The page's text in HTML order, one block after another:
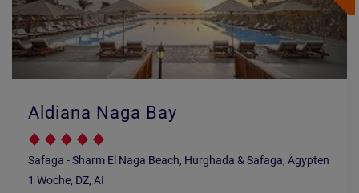
Aldiana Naga Bay
Safaga - Sharm El Naga Beach, Hurghada & Safaga, Ägypten
1 Woche, DZ, AI